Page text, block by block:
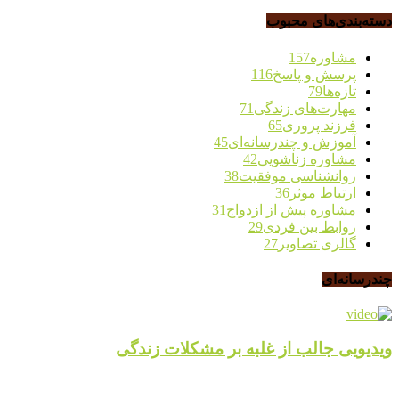
دسته‌بندی‌های محبوب
مشاوره157
پرسش و پاسخ116
تازه‌ها79
مهارت‌های زندگی 71
فرزند پروری65
آموزش و چندرسانه‌ای45
مشاوره زناشویی42
روانشناسی موفقیت38
ارتباط موثر 36
مشاوره پیش از ازدواج 31
روابط بین فردی29
گالری تصاویر 27
چندرسانه‌ای
ویدیویی جالب از غلبه بر مشکلات زندگی